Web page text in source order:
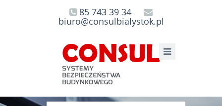
85 743 39 34
biuro@consulbialystok.pl